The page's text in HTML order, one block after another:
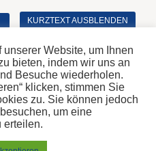
KURZTEXT AUSBLENDEN
Datenschutz
GmbH
6. Aug 2026
Website, um Ihnen
bieten, indem wir uns an
Besuche wiederholen.
klicken, stimmen Sie
zu. Sie können jedoch
um eine
erteilen.